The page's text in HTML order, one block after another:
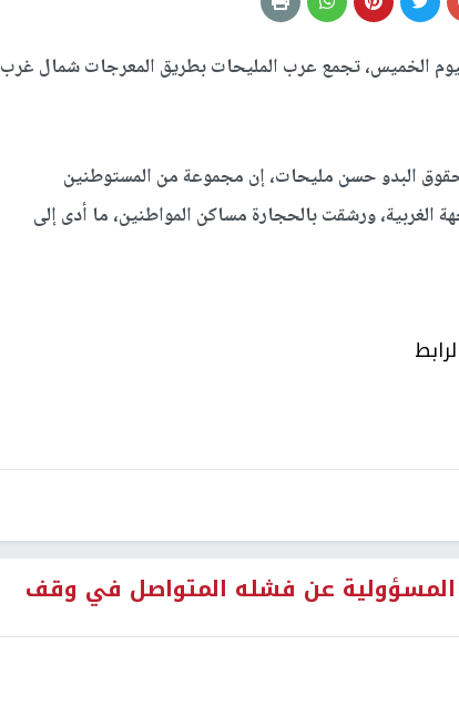
الخميس، تجمع عرب المليحات بطريق المعرجات شمال غرب
البدو حسن مليحات، إن مجموعة من المستوطنين
ورشقت بالحجارة مساكن المواطنين، ما أدى إلى
المسؤولية عن فشله المتواصل في وقف